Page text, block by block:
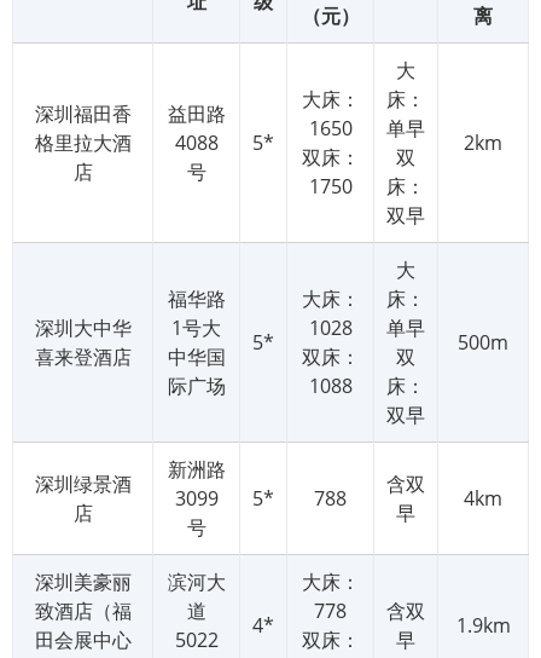
（元）
离
深圳福田香
格里拉大酒
店
益田路
4088
号
5*
大床：
1650
双床：
1750
大
床：
单早
双
床：
双早
2km
深圳大中华
喜来登酒店
福华路
1号大
中华国
际广场
5*
大床：
1028
双床：
1088
大
床：
单早
双
床：
双早
500m
深圳绿景酒
店
新洲路
3099
号
5* 788
含双
早
4km
深圳美豪丽
致酒店（福
田会展中心
滨河大
道
5022
4*
大床：
778
双床：
含双
早
1.9km